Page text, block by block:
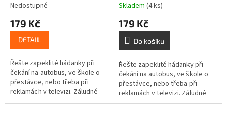
Nedostupné
179 Kč
DETAIL
Řešte zapeklité hádanky při
čekání na autobus, ve škole o
přestávce, nebo třeba při
reklamách v televizi. Záludné
hlavolamy vám pořádně
Skladem (4 ks)
179 Kč
Do košíku
Řešte zapeklité hádanky při
čekání na autobus, ve škole o
přestávce, nebo třeba při
reklamách v televizi. Záludné
hlavolamy vám pořádně